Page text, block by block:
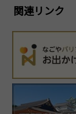
関連リンク